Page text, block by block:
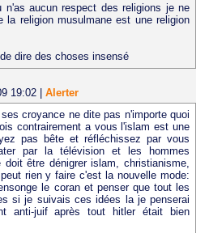
n'as aucun respect des religions je ne
la religion musulmane est une religion
dire des choses insensé
19:02 | Alerter
croyance ne dite pas n'importe quoi
contrairement a vous l'islam est une
pas bête et réfléchissez par vous
par la télévision et les hommes
doit être dénigrer islam, christianisme,
rien y faire c'est la nouvelle mode:
le coran et penser que tout les
si je suivais ces idées la je penserai
anti-juif après tout hitler était bien